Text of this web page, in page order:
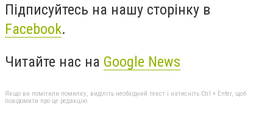
Підписуйтесь на нашу сторінку в
Facebook.
Читайте нас на Google News
Якщо ви помітили помилку, виділіть необхідний текст і натисніть Ctrl + Enter, щоб
повідомити про це редакцію